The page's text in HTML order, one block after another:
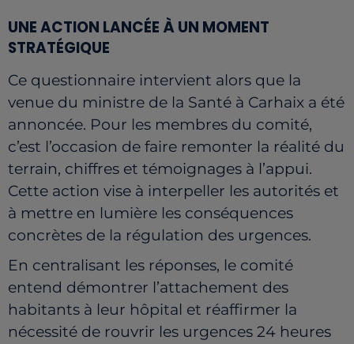
UNE ACTION LANCÉE À UN MOMENT
STRATÉGIQUE
Ce questionnaire intervient alors que la
venue du ministre de la Santé à Carhaix a été
annoncée. Pour les membres du comité,
c’est l’occasion de faire remonter la réalité du
terrain, chiffres et témoignages à l’appui.
Cette action vise à interpeller les autorités et
à mettre en lumière les conséquences
concrètes de la régulation des urgences.
En centralisant les réponses, le comité
entend démontrer l’attachement des
habitants à leur hôpital et réaffirmer la
nécessité de rouvrir les urgences 24 heures